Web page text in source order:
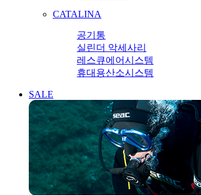
CATALINA
공기통
실린더 악세사리
레스큐에어시스템
휴대용산소시스템
SALE